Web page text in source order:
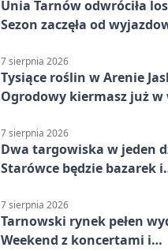
Unia Tarnów odwróciła
Sezon zaczęła od
7 sierpnia 2026
Tysiące roślin w Arenie
Ogrodowy kiermasz już w
7 sierpnia 2026
Dwa targowiska w jeden
Starówce będzie bazarek i
7 sierpnia 2026
Tarnowski rynek pełen
Weekend z koncertami i